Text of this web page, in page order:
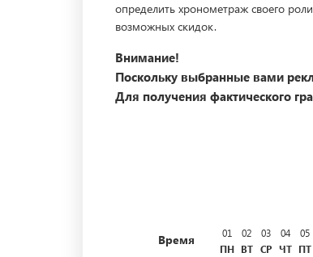
определить хронометраж своего
возможных скидок.
Внимание!
Поскольку выбранные вами
Для получения фактического
Время
01
ПН
02
ВТ
03
СР
04
ЧТ
05
ПТ